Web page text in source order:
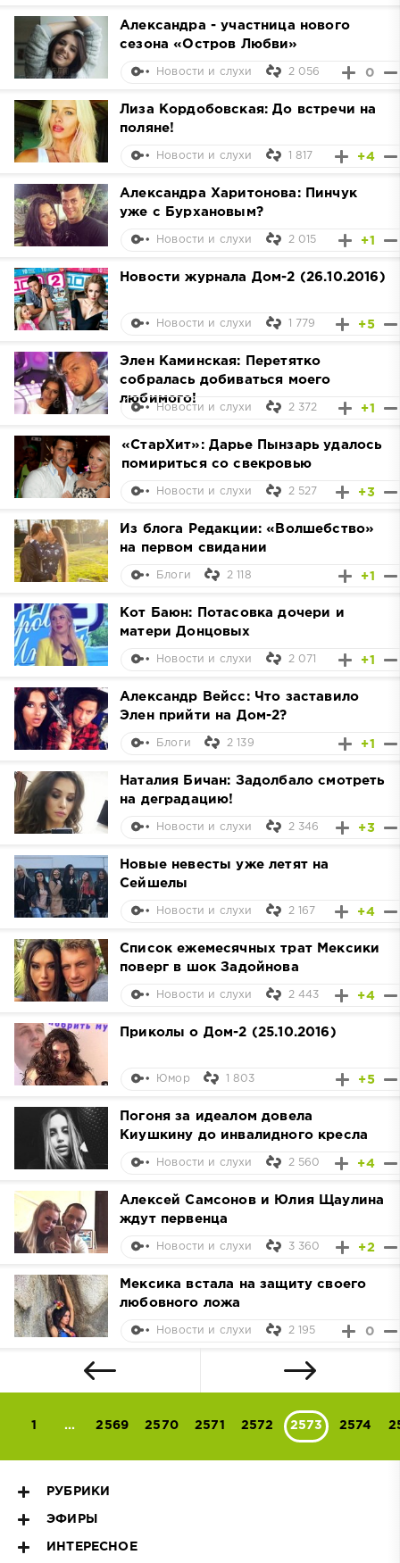
Александра - участница нового
сезона «Остров Любви»
0
Новости и слухи 2 056
Лиза Кордобовская: До встречи на
поляне!
+4
Новости и слухи 1 817
Александра Харитонова: Пинчук
уже с Бурхановым?
+1
Новости и слухи 2 015
Новости журнала Дом-2 (26.10.2016)
+5
Новости и слухи 1 779
Элен Каминская: Перетятко
собралась добиваться моего
любимого!
+1
Новости и слухи 2 372
«СтарХит»: Дарье Пынзарь удалось
помириться со свекровью
+3
Новости и слухи 2 527
Из блога Редакции: «Волшебство»
на первом свидании
+1
Блоги 2 118
Кот Баюн: Потасовка дочери и
матери Донцовых
+1
Новости и слухи 2 071
Александр Вейсс: Что заставило
Элен прийти на Дом-2?
+1
Блоги 2 139
Наталия Бичан: Задолбало смотреть
на деградацию!
+3
Новости и слухи 2 346
Новые невесты уже летят на
Сейшелы
+4
Новости и слухи 2 167
Список ежемесячных трат Мексики
поверг в шок Задойнова
+4
Новости и слухи 2 443
Приколы о Дом-2 (25.10.2016)
+5
Юмор 1 803
Погоня за идеалом довела
Киушкину до инвалидного кресла
+4
Новости и слухи 2 560
Алексей Самсонов и Юлия Щаулина
ждут первенца
+2
Новости и слухи 3 360
Мексика встала на защиту своего
любовного ложа
0
Новости и слухи 2 195
1 ... 2569 2570 2571 2572 2573 2574
РУБРИКИ
ЭФИРЫ
ИНТЕРЕСНОЕ